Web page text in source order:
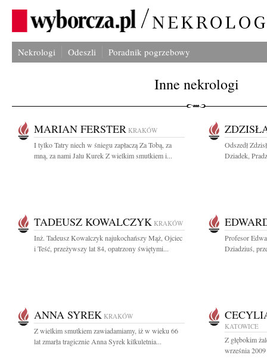
Nekrologi Odeszli Poradnik pogrzebowy
Inne nekrologi
MARIAN FERSTER KRAKÓW
I tylko Tatry niech w śniegu zapłaczą Za Tobą, za
mną, za nami Jalu Kurek Z wielkim smutkiem i...
Odszedł
Dziadek,
TADEUSZ KOWALCZYK KRAKÓW
Inż. Tadeusz Kowalczyk najukochańszy Mąż, Ojciec
i Teść, przeżywszy lat 84, opatrzony świętymi...
Profesor
Dziadziuś,
ANNA SYREK KRAKÓW
Z wielkim smutkiem zawiadamiamy, iż w wieku 66
lat zmarła tragicznie Anna Syrek kilkuletnia...
KATOWICE
Z głębokim
września